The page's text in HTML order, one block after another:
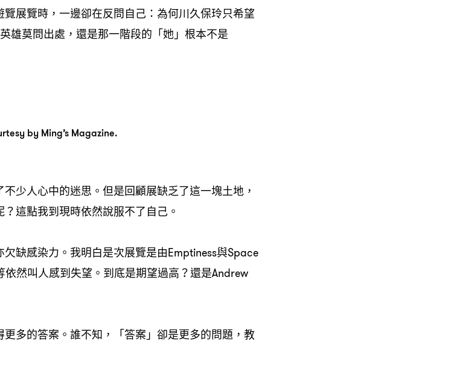
展覽時，一邊卻在反問自己：為何川久保玲只希望
雄莫問出處，還是那一階段的「她」根本不是
by Ming’s Magazine.
不少人心中的迷思。但是回顧展缺乏了這一塊土地，
這點我到現時依然說服不了自己。
缺感染力。我明白是次展覽是由Emptiness與Space
然叫人感到失望。到底是期望過高？還是Andrew
多的答案。誰不知，「答案」卻是更多的問題，教